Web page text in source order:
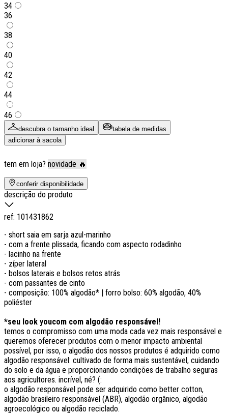
34
36
38
40
42
44
46
descubra o tamanho ideal
tabela de medidas
adicionar à sacola
tem em loja? novidade 🔥
conferir disponibilidade
descrição do produto
ref: 101431862
- short saia em sarja azul-marinho
- com a frente plissada, ficando com aspecto rodadinho
- lacinho na frente
- zíper lateral
- bolsos laterais e bolsos retos atrás
- com passantes de cinto
- composição: 100% algodão* | forro bolso: 60% algodão, 40%
poliéster
*seu look youcom com algodão responsável!
temos o compromisso com uma moda cada vez mais responsável e
queremos oferecer produtos com o menor impacto ambiental
possível, por isso, o algodão dos nossos produtos é adquirido como
algodão responsável: cultivado de forma mais sustentável, cuidando
do solo e da água e proporcionando condições de trabalho seguras
aos agricultores. incrível, né? (:
o algodão responsável pode ser adquirido como better cotton,
algodão brasileiro responsável (ABR), algodão orgânico, algodão
agroecológico ou algodão reciclado.